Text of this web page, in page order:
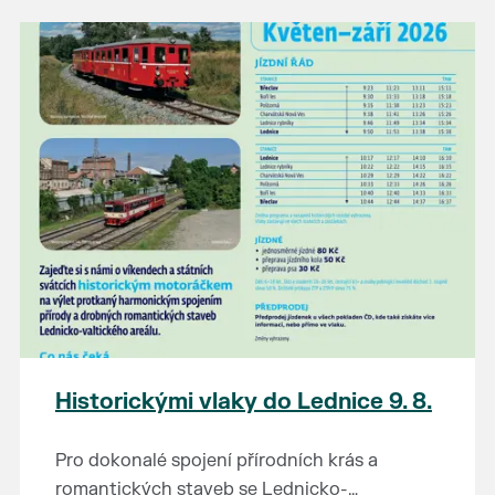
Prodejce prosíme tradičně o příchod 30
minut před začátkem, aby si vše na
prodejních místech stihli přichystat. Pokud
plánujete přijít a chcete rezervovat prodejní
místo, potvrďte prosím účast přes email
petr.vlasak@breclav.eu nebo zde v události,
ať víme, s kolika lidmi máme počítat. Počet
prodejních míst je omezen.
Těšíme se jako vždy!
Historickými vlaky do Lednice 9. 8.
Pro dokonalé spojení přírodních krás a
romantických staveb se Lednicko-